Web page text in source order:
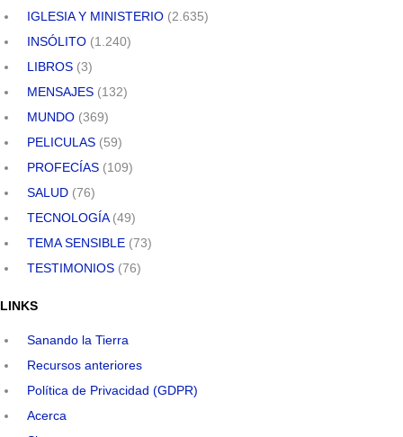
IGLESIA Y MINISTERIO (2.635)
INSÓLITO (1.240)
LIBROS (3)
MENSAJES (132)
MUNDO (369)
PELICULAS (59)
PROFECÍAS (109)
SALUD (76)
TECNOLOGÍA(49)
TEMA SENSIBLE (73)
TESTIMONIOS (76)
LINKS
Sanando la Tierra
Recursos anteriores
Política de Privacidad (GDPR)
Acerca